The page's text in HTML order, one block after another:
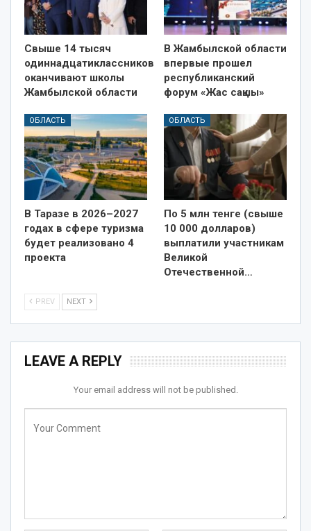
Свыше 14 тысяч
одиннадцатиклассников
оканчивают школы
Жамбылской области
В Жамбылской области
впервые прошел
республиканский
форум «Жас сақшы»
ОБЛАСТЬ
В Таразе в 2026–2027
годах в сфере туризма
будет реализовано 4
проекта
ОБЛАСТЬ
По 5 млн тенге (свыше
10 000 долларов)
выплатили участникам
Великой
Отечественной…
PREV NEXT
LEAVE A REPLY
Your email address will not be published.